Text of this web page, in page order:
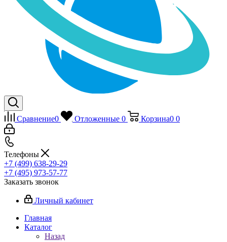
Сравнение0 Отложенные 0 Корзина0 0
Телефоны
+7 (499) 638-29-29
+7 (495) 973-57-77
Заказать звонок
Личный кабинет
Главная
Каталог
Назад